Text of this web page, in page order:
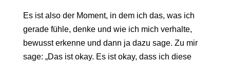
Es ist also der Moment, in dem ich das, was ich
gerade fühle, denke und wie ich mich verhalte,
bewusst erkenne und dann ja dazu sage. Zu mir
sage: „Das ist okay. Es ist okay, dass ich diese